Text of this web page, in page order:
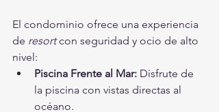
El condominio ofrece una experiencia
de resort con seguridad y ocio de alto
nivel:
Piscina Frente al Mar: Disfrute de
la piscina con vistas directas al
océano.